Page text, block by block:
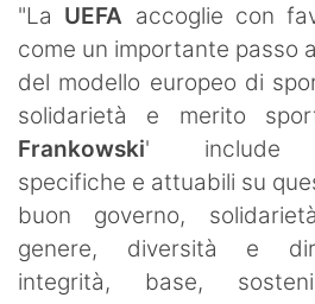
"La UEFA accoglie con
come un importante passo
del modello europeo di
solidarietà e merito
Frankowski' include
specifiche e attuabili su
buon governo,
genere, diversità e
integrità, base,